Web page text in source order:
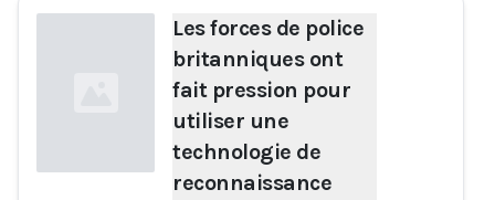
Les forces de police
britanniques ont
fait pression pour
utiliser une
technologie de
reconnaissance